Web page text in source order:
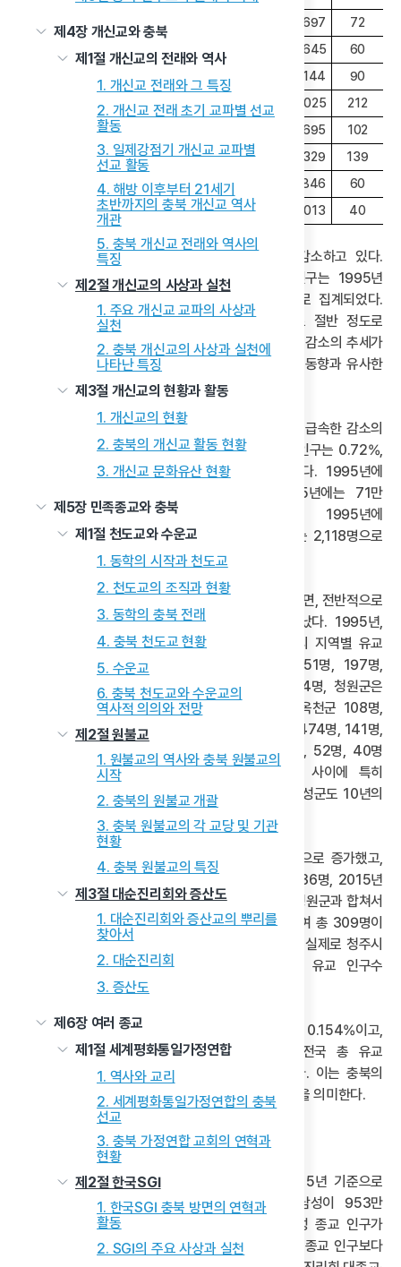
제4장 개신교와 충북
제1절 개신교의 전래와 역사
1. 개신교 전래와 그 특징
2. 개신교 전래 초기 교파별 선교
활동
3. 일제강점기 개신교 교파별
선교 활동
4. 해방 이후부터 21세기
초반까지의 충북 개신교 역사
개관
5. 충북 개신교 전래와 역사의
특징
제2절 개신교의 사상과 실천
1. 주요 개신교 교파의 사상과
실천
2. 충북 개신교의 사상과 실천에
나타난 특징
제3절 개신교의 현황과 활동
1. 개신교의 현황
2. 충북의 개신교 활동 현황
3. 개신교 문화유산 현황
제5장 민족종교와 충북
제1절 천도교와 수운교
1. 동학의 시작과 천도교
2. 천도교의 조직과 현황
3. 동학의 충북 전래
4. 충북 천도교 현황
5. 수운교
6. 충북 천도교와 수운교의
역사적 의의와 전망
제2절 원불교
1. 원불교의 역사와 충북 원불교의
시작
2. 충북의 원불교 개괄
3. 충북 원불교의 각 교당 및 기관
현황
4. 충북 원불교의 특징
제3절 대순진리회와 증산도
1. 대순진리회와 증산교의 뿌리를
찾아서
2. 대순진리회
3. 증산도
제6장 여러 종교
제1절 세계평화통일가정연합
1. 역사와 교리
2. 세계평화통일가정연합의 충북
선교
3. 충북 가정연합 교회의 연혁과
현황
제2절 한국SGI
1. 한국SGI 충북 방면의 연혁과
활동
2. SGI의 주요 사상과 실천
17,856 206 13,697
72
24,341 108 25,366 20,645
60
23,286 20,144
90
22,781 209 27,060 94 24,025
212
18,206 16,695
102
36,919 474 41,259 141 37,329
139
18,038 106 15,738 12,846
60
13,807 71 14,369 52 14,013 40
충북에서도 유교 인구는 현대에 와서 급격하게 감소하고 있다.
통계청 인구주택총조사에 따르면, 충북의 유교 인구는 1995년
4,581명, 2005년 2,118명, 2015년 1,907명으로 집계되었다.
전반적으로 볼 때, 20세기 후반 매 10년 단위로 절반 정도로
줄어들었으며, 21세기 전반에는 소폭의 감소로 인해 감소의 추세가
소폭 둔화 되었다. 이는 전국적인 유교 인구의 감소 동향과 유사한
양상이라고 할 수 있다.
그러나 이러한 감소세는 충북의 다른 종교들에 비해 급속한 감소의
양상이다. 1995년 충북의 전체 종교 인구 중 유교 인구는 0.72%,
2005년 0.29%, 2015년에는 0.31%로 급감했다. 1995년에
64만 18명이었던 충북의 종교 인구수가 2005년에는 71만
6,889명으로 확대되었음에도 불구하고, 1995년에
4,581명이었던 충북의 유교 인구수는 2005년에는 2,118명으로
절반 규모로 반감되었다.
한편, 유교 인구의 지역별 분포의 변화 추세를 살펴보면, 전반적으로
대부분의 지역에서 고르게 급감하는 양상이 나타났다. 1995년,
2005년, 2015년의 10년 단위를 기준으로 충북의 지역별 유교
인구수 변화 추세를 살펴보면, 충주시가 각각 351명, 197명,
174명으로 줄었고, 제천시는 532명, 198명, 214명, 청원군은
1,008명, 321명, 보은군 206명, 122명, 72명, 옥천군 108명,
112명, 60명, 영동군 551명, 130명, 90명, 음성군 474명, 141명,
139명, 단양군 106명, 59명, 60명, 증평군 71명, 52명, 40명
등으로 감소하였다. 특히 1995년에서 2005년 사이에 특히
청원군이 가장 급속하게 감소하였으며, 영동군과 음성군도 10년의
기간 동안 1/3 규모로 줄었다.
다만 진천군의 유교 인구가 209명, 94명, 212명으로 증가했고,
청주시의 유교 인구는 1995년 574명, 2005년 436명, 2015년
744명으로 21세기 초에 증가했다. 이는 청주시가 청원군과 합쳐서
새롭게 확대된 서원구 215명, 청원구 90명을 합하여 총 309명이
행정구역 개편에 따라 새롭게 유입되었기 때문이다. 실제로 청주시
유교 인구수 744명에서 새롭게 편입된 지역의 유교 인구수
309명을 제외하면 435명이다.
한편, 2015년 기준 전국 총인구에서 유교 인구는 0.154%이고,
충북 총인구에서 유교 인구수는 0.124%으로, 전국 총 유교
인구에서 충북의 유교 인구는 2.519%를 차지한다. 이는 충북의
유교 교세가 다른 지역에 비해 상대적으로 약하는 것을 의미한다.
3) 충북 유교 인구의 성별 구성 분포
통계청에서 시행한 인구주택총조사에 의하면, 2015년 기준으로
전국의 종교 인구 2,155만 3,674명 중에서 남성이 953만
3,231명이고, 여성이 1,202만 0,433명으로, 여성 종교 인구가
남성 종교 인구보다 많았다. 여성 종교 인구가 남성 종교 인구보다